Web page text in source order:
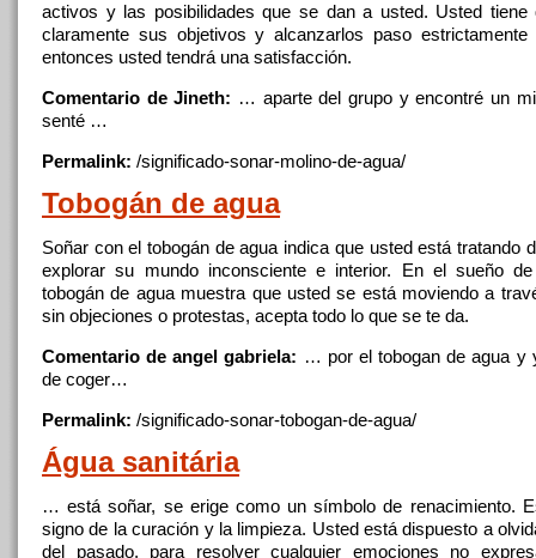
activos ylas posibilidades que se dan a usted. Usted tiene
claramente sus objetivosy alcanzarlos paso
entonces usted tendrá una satisfacción.
Comentario de Jineth: … aparte del grupo yencontré un
senté …
Permalink: /significado-sonar-molino-de-agua/
Tobogán de agua
Soñar con el tobogán deagua indica que usted está tratando
explorar su mundo inconsciente e interior. En el sueño
tobogán de aguamuestra que usted se está moviendo a
sin objeciones o protestas, acepta todo lo que se te da.
Comentario de angel gabriela: … por el tobogan deagua y
de coger…
Permalink: /significado-sonar-tobogan-de-agua/
Água sanitária
… está soñar, se erige como un símbolo de renacimiento.
signo de la curación yla limpieza. Usted está dispuesto a
del pasado, para resolver cualquier emociones no